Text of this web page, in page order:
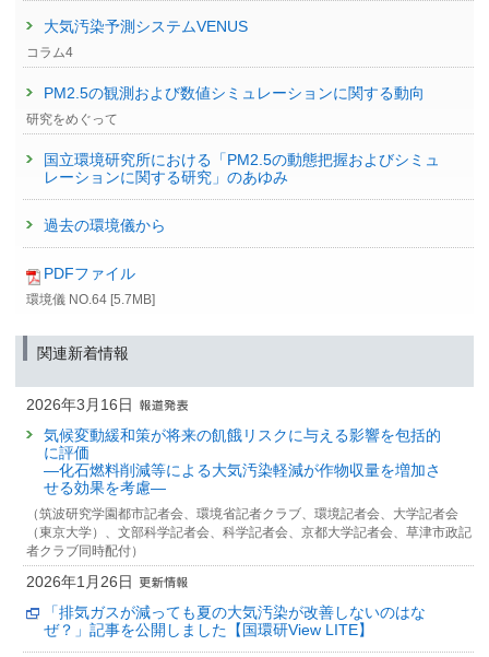
大気汚染予測システムVENUS
コラム4
PM2.5の観測および数値シミュレーションに関する動向
研究をめぐって
国立環境研究所における「PM2.5の動態把握およびシミュ
レーションに関する研究」のあゆみ
過去の環境儀から
PDFファイル
環境儀 NO.64 [5.7MB]
関連新着情報
2026年3月16日
気候変動緩和策が将来の飢餓リスクに与える影響を包括的
に評価
—化石燃料削減等による大気汚染軽減が作物収量を増加さ
せる効果を考慮—
（筑波研究学園都市記者会、環境省記者クラブ、環境記者会、大学記者会
（東京大学）、文部科学記者会、科学記者会、京都大学記者会、草津市政記
者クラブ同時配付）
2026年1月26日
「排気ガスが減っても夏の大気汚染が改善しないのはな
ぜ？」記事を公開しました【国環研View LITE】